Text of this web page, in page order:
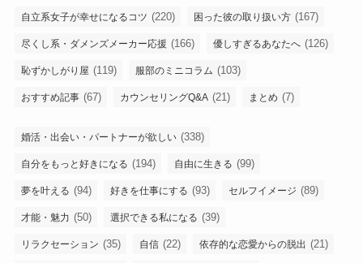
自立系女子が幸せになるコツ (220) 困った彼の取り扱い方 (167)
尽くし系・ダメンズメーカー応援 (166) 優しすぎるあなたへ (126)
恥ずかしがり屋 (119) 服部のミニコラム (103)
おすすめ記事 (67) カウンセリングQ&A (21) まとめ (7)
婚活・出会い・パートナーが欲しい (338)
自分をもっと好きになる (194) 自由に生きる (99)
夢を叶える (94) 好きを仕事にする (93) セルフイメージ (89)
才能・魅力 (50) 選択できる私になる (39)
リラクセーション (35) 自信 (22) 依存的な恋愛からの脱出 (21)